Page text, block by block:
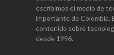
escribimos el medio de
importante de Colombia,
contenido sobre
desde 1996.